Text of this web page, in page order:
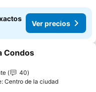
Ver precios
a favoritos
Condos
40
Centro de la ciudad